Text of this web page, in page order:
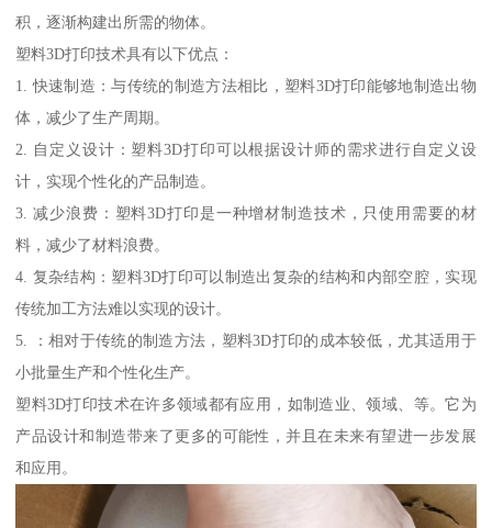
积，逐渐构建出所需的物体。
塑料3D打印技术具有以下优点：
1. 快速制造：与传统的制造方法相比，塑料3D打印能够地制造出物
体，减少了生产周期。
2. 自定义设计：塑料3D打印可以根据设计师的需求进行自定义设
计，实现个性化的产品制造。
3. 减少浪费：塑料3D打印是一种增材制造技术，只使用需要的材
料，减少了材料浪费。
4. 复杂结构：塑料3D打印可以制造出复杂的结构和内部空腔，实现
传统加工方法难以实现的设计。
5. ：相对于传统的制造方法，塑料3D打印的成本较低，尤其适用于
小批量生产和个性化生产。
塑料3D打印技术在许多领域都有应用，如制造业、领域、等。它为
产品设计和制造带来了更多的可能性，并且在未来有望进一步发展
和应用。